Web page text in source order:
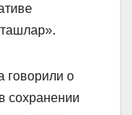
говорили о
сохранении